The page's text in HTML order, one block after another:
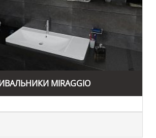
отримати унікальні вироби, які
нові технології та матеріали у
створювати продукцію
Miraggio:
умивальники, ванни та душові
температур.
для ванних кімнат з вологостійких
MIRAGGIO